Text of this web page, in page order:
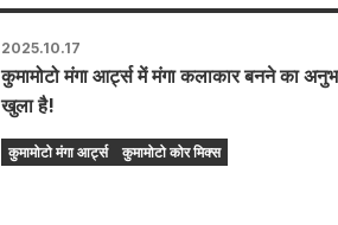
2025.10.17
कुमामोटो मंगा आर्ट्स में मंगा कलाकार बनने का
खुला है!
कुमामोटो मंगा आर्ट्स कुमामोटो कोर मिक्स